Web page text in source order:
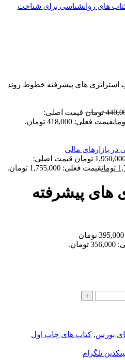
های روانشناسی برای شناخت
استراتژی های پیشرفته خطوط روند
تومان قیمت اصلی:
قیمت فعلی: 418,000 تومان.
تومان قیمت اصلی:
تومانقیمت فعلی: 1,755,000 تومان.
های پیشرفته
قیمت اصلی: 395,000 تومان
بورس, کتاب های چاپ اول
تلگرام